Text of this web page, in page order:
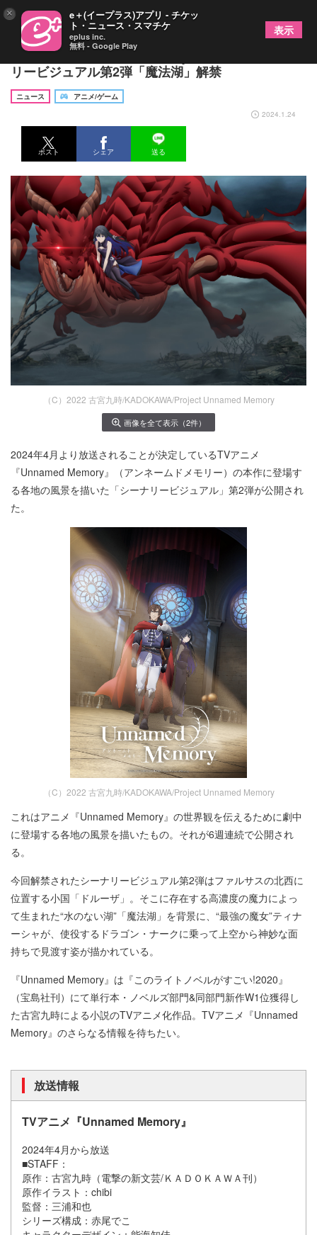
TVアニメ『Unnamed Memory』世界観描くシーナ
リービジュアル第2弾「魔法湖」解禁
ニュース
アニメ/ゲーム
2024.1.24
ポスト シェア 送る
（C）2022 古宮九時/KADOKAWA/Project Unnamed Memory
画像を全て表示（2件）
2024年4月より放送されることが決定しているTVアニメ
『Unnamed Memory』（アンネームドメモリー）の本作に登場す
る各地の風景を描いた「シーナリービジュアル」第2弾が公開され
た。
（C）2022 古宮九時/KADOKAWA/Project Unnamed Memory
これはアニメ『Unnamed Memory』の世界観を伝えるために劇中
に登場する各地の風景を描いたもの。それが6週連続で公開され
る。
今回解禁されたシーナリービジュアル第2弾はファルサスの北西に
位置する小国「ドルーザ」。そこに存在する高濃度の魔力によっ
て生まれた“水のない湖”「魔法湖」を背景に、“最強の魔女”ティナ
ーシャが、使役するドラゴン・ナークに乗って上空から神妙な面
持ちで見渡す姿が描かれている。
『Unnamed Memory』は『このライトノベルがすごい!2020』
（宝島社刊）にて単行本・ノベルズ部門&同部門新作W1位獲得し
た古宮九時による小説のTVアニメ化作品。TVアニメ『Unnamed
Memory』のさらなる情報を待ちたい。
放送情報
TVアニメ『Unnamed Memory』
2024年4月から放送
■STAFF：
原作：古宮九時（電撃の新文芸/ＫＡＤＯＫＡＷＡ刊）
原作イラスト：chibi
監督：三浦和也
シリーズ構成：赤尾でこ
× e＋(イープラス)アプリ - チケッ
ト・ニュース・スマチケ
eplus inc.
無料 - Google Play
表示